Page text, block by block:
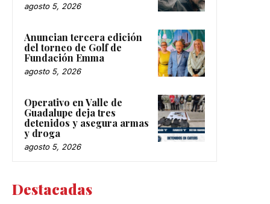
agosto 5, 2026
Anuncian tercera edición
del torneo de Golf de
Fundación Emma
agosto 5, 2026
Operativo en Valle de
Guadalupe deja tres
detenidos y asegura armas
y droga
agosto 5, 2026
Destacadas